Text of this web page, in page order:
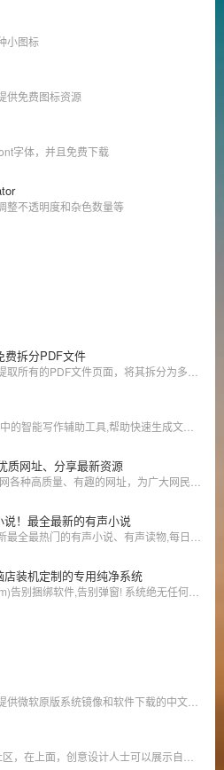
小图标
供免费图标资源
字体，并且免费下载
整不透明度和杂色数量等
费拆分PDF文件
质网址、分享最新资源
！最全最新的有声小说
装机定制的专用纯净系统